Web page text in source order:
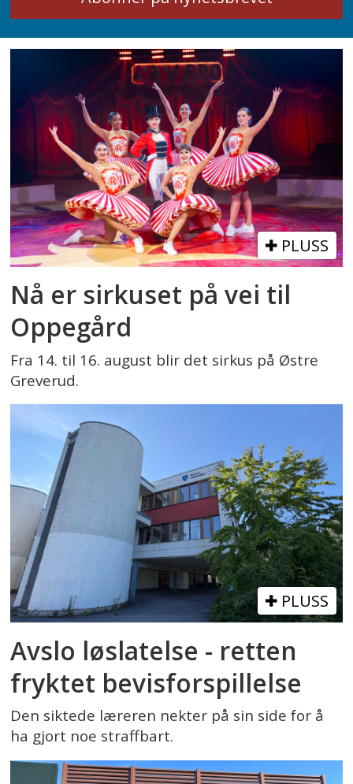
PLUSS
Nå er sirkuset på vei til
Oppegård
Fra 14. til 16. august blir det sirkus på Østre
Greverud.
PLUSS
Avslo løslatelse - retten
fryktet bevisforspillelse
Den siktede læreren nekter på sin side for å
ha gjort noe straffbart.